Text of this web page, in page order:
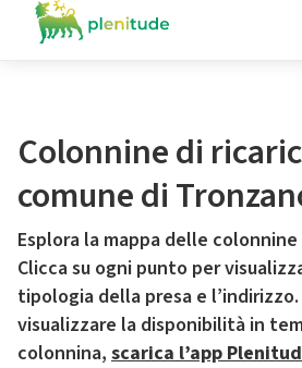
Colonnine di
comune di
Esplora la mappa delle
Clicca su ogni punto per
tipologia della presa e l’indirizzo.
visualizzare la disponibilità in
colonnina, scarica l’app